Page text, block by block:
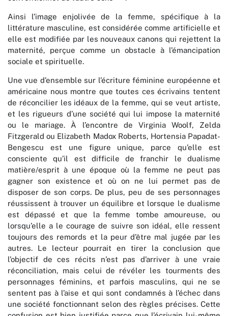
Ainsi l’image enjolivée de la femme, spécifique à la
littérature masculine, est considérée comme artificielle et
elle est modifiée par les nouveaux canons qui rejettent la
maternité, perçue comme un obstacle à l’émancipation
sociale et spirituelle.
Une vue d’ensemble sur l’écriture féminine européenne et
américaine nous montre que toutes ces écrivains tentent
de réconcilier les idéaux de la femme, qui se veut artiste,
et les rigueurs d’une société qui lui impose la maternité
ou le mariage. À l’encontre de Virginia Woolf, Zelda
Fitzgerald ou Elizabeth Madox Roberts, Hortensia Papadat-
Bengescu est une figure unique, parce qu’elle est
consciente qu’il est difficile de franchir le dualisme
matière/esprit à une époque où la femme ne peut pas
gagner son existence et où on ne lui permet pas de
disposer de son corps. De plus, peu de ses personnages
réussissent à trouver un équilibre et lorsque le dualisme
est dépassé et que la femme tombe amoureuse, ou
lorsqu’elle a le courage de suivre son idéal, elle ressent
toujours des remords et la peur d’être mal jugée par les
autres. Le lecteur pourrait en tirer la conclusion que
l’objectif de ces récits n’est pas d’arriver à une vraie
réconciliation, mais celui de révéler les tourments des
personnages féminins, et parfois masculins, qui ne se
sentent pas à l’aise et qui sont condamnés à l’échec dans
une société fonctionnant selon des règles précises. Cette